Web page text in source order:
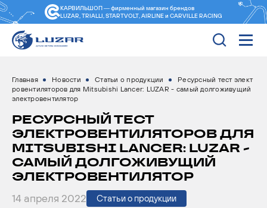
КАРВИЛЬШОП — фирменный магазин брендов
LUZAR, TRIALLI, STARTVOLT, AIRLINE и CARVILLE RACING
Главная Новости Статьи о продукции
Ресурсный тест элект
ровентиляторов для Mitsubishi Lancer: LUZAR - самый долгоживущий
электровентилятор
РЕСУРСНЫЙ ТЕСТ
ЭЛЕКТРОВЕНТИЛЯТОРОВ ДЛЯ
MITSUBISHI LANCER: LUZAR -
САМЫЙ ДОЛГОЖИВУЩИЙ
ЭЛЕКТРОВЕНТИЛЯТОР
14 апреля 2022 Статьи о продукции